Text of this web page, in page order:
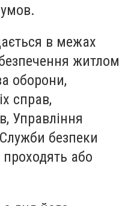
в межах
житлом
оборони,
справ,
Управління
безпеки
або